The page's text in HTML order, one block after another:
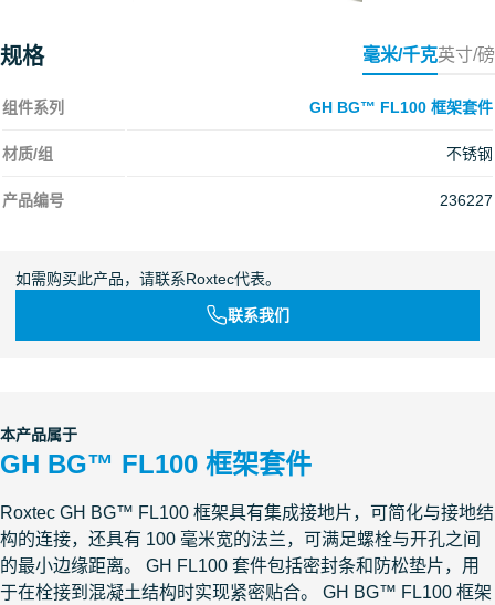
规格 毫米/千克英寸/磅
组件系列 GH BG™ FL100 框架套件
材质/组 不锈钢
产品编号 236227
如需购买此产品，请联系Roxtec代表。
联系我们
本产品属于
GH BG™ FL100 框架套件
Roxtec GH BG™ FL100 框架具有集成接地片，可简化与接地结
构的连接，还具有 100 毫米宽的法兰，可满足螺栓与开孔之间
的最小边缘距离。 GH FL100 套件包括密封条和防松垫片，用
于在栓接到混凝土结构时实现紧密贴合。 GH BG™ FL100 框架